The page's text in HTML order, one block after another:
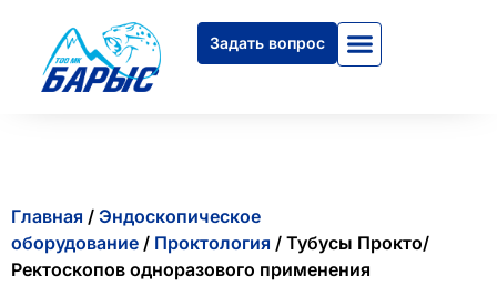
Задать вопрос
Главная / Эндоскопическое
оборудование / Проктология / Тубусы Прокто/
Ректоскопов одноразового применения